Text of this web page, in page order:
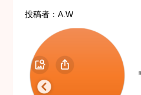
投稿者：A.W